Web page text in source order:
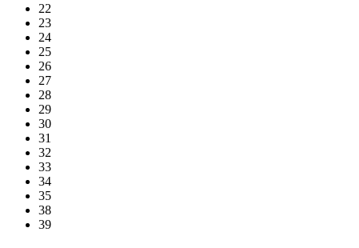
22
23
24
25
26
27
28
29
30
31
32
33
34
35
38
39